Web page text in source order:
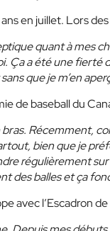
en juillet. Lors
quant à mes
Ça a été une fierté
que je m’en
de baseball du
Récemment,
bien que je
régulièrement
des balles et ça
avec l’Escadron